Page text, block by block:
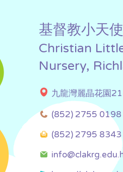
基督教小天
Christian
Nursery,
九龍灣麗晶花園
(852) 2755 0198
(852) 2795 8343